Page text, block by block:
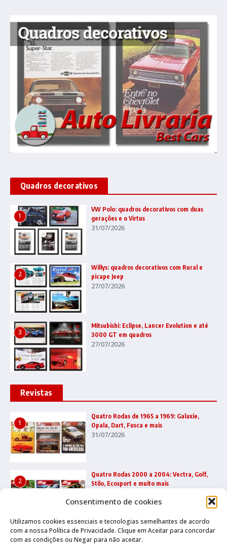
Consentimento de cookies
Utilizamos cookies essenciais e tecnologias semelhantes de acordo
com a nossa Política de Privacidade. Clique em Aceitar para concordar
com as condições ou Negar para não aceitar.
Quadros decorativos
1
VW Polo: quadros decorativos com duas
gerações e o Virtus
31/07/2026
2
Willys: quadros decorativos com Rural e
picape Jeep
27/07/2026
3
Mitsubishi: Eclipse, Lancer Evolution e até
3000 GT em quadros
27/07/2026
Revistas
1
Quatro Rodas de 1965 a 1969: Galaxie,
Opala, Dart, Fusca e mais
31/07/2026
2
Quatro Rodas 2000 a 2004: Vectra, Golf,
Stilo, Ecosport e muito mais
3
Quatro Rodas 1995 a 1999: Ka, Marea,
grandes esportivos e mais